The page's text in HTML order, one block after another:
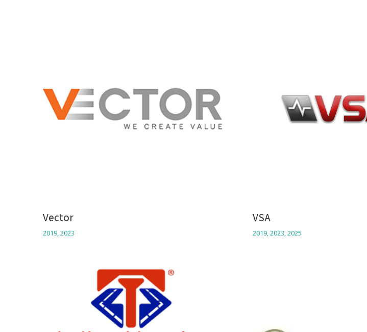
Vector
2019,2023
VSA
2019,2023,2025